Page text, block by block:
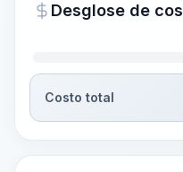
~15-30
Desglose de
Costo total